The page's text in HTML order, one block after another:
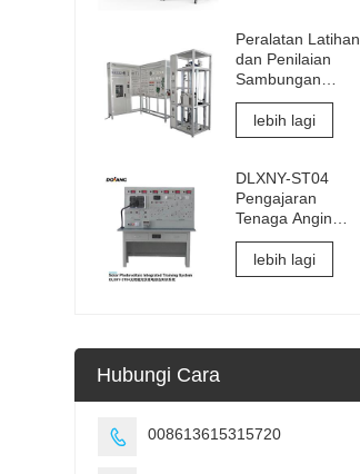
Peralatan Latihan
dan Penilaian
Sambungan
Elektrik dan
Pentauliahan
Elevator
lebih lagi
DLXNY-ST04
Pengajaran
Tenaga Angin
Sistem Latihan
Bersepadu
Fotovoltaik Suria
lebih lagi
Hubungi Cara
 008613615315720